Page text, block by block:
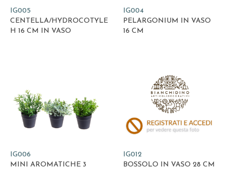
IG005
CENTELLA/HYDROCOTYLE
H 16 CM IN VASO
IG004
PELARGONIUM IN VASO
16 CM
IG006
MINI AROMATICHE 3
IG012
BOSSOLO IN VASO 28 CM